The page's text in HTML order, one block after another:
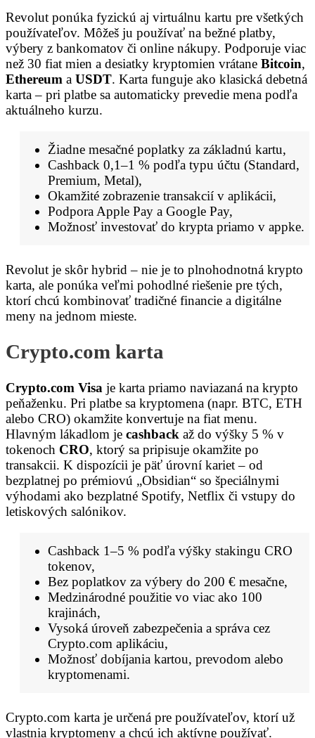
Revolut ponúka fyzickú aj virtuálnu kartu pre všetkých
používateľov. Môžeš ju používať na bežné platby,
výbery z bankomatov či online nákupy. Podporuje viac
než 30 fiat mien a desiatky kryptomien vrátane Bitcoin,
Ethereum a USDT. Karta funguje ako klasická debetná
karta – pri platbe sa automaticky prevedie mena podľa
aktuálneho kurzu.
Žiadne mesačné poplatky za základnú kartu,
Cashback 0,1–1 % podľa typu účtu (Standard,
Premium, Metal),
Okamžité zobrazenie transakcií v aplikácii,
Podpora Apple Pay a Google Pay,
Možnosť investovať do krypta priamo v appke.
Revolut je skôr hybrid – nie je to plnohodnotná krypto
karta, ale ponúka veľmi pohodlné riešenie pre tých,
ktorí chcú kombinovať tradičné financie a digitálne
meny na jednom mieste.
Crypto.com karta
Crypto.com Visa je karta priamo naviazaná na krypto
peňaženku. Pri platbe sa kryptomena (napr. BTC, ETH
alebo CRO) okamžite konvertuje na fiat menu.
Hlavným lákadlom je cashback až do výšky 5 % v
tokenoch CRO, ktorý sa pripisuje okamžite po
transakcii. K dispozícii je päť úrovní kariet – od
bezplatnej po prémiovú „Obsidian“ so špeciálnymi
výhodami ako bezplatné Spotify, Netflix či vstupy do
letiskových salónikov.
Cashback 1–5 % podľa výšky stakingu CRO
tokenov,
Bez poplatkov za výbery do 200 € mesačne,
Medzinárodné použitie vo viac ako 100
krajinách,
Vysoká úroveň zabezpečenia a správa cez
Crypto.com aplikáciu,
Možnosť dobíjania kartou, prevodom alebo
kryptomenami.
Crypto.com karta je určená pre používateľov, ktorí už
vlastnia kryptomeny a chcú ich aktívne používať.